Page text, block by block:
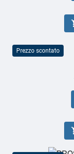
Prezzo scontato